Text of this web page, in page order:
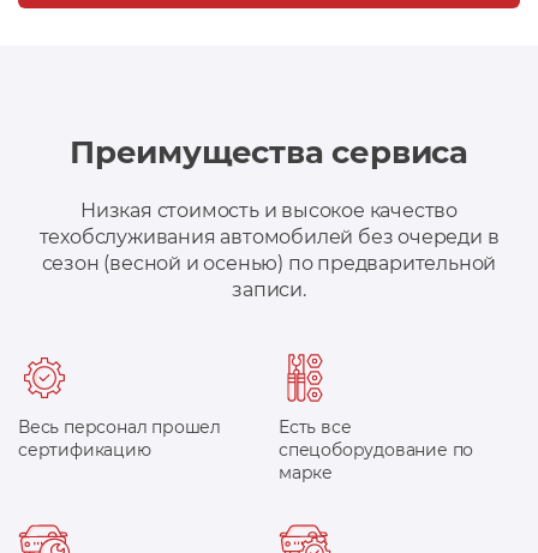
Преимущества сервиса
Низкая стоимость и высокое качество
техобслуживания автомобилей без очереди в
сезон (весной и осенью) по предварительной
записи.
Весь персонал прошел
сертификацию
Есть все
спецоборудование по
марке